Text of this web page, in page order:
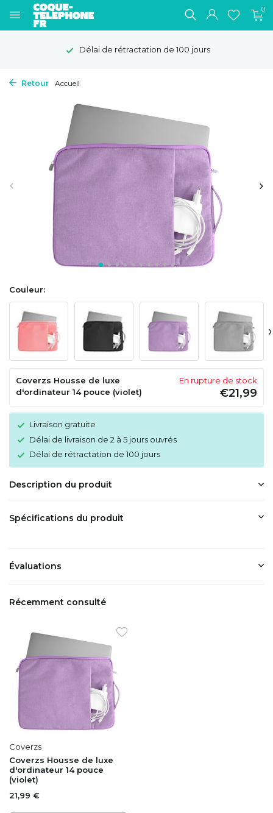
0
Délai de rétractation de 100 jours
Retour Accueil
Couleur:
›
Coverzs Housse de luxe
d'ordinateur 14 pouce (violet)
En rupture de stock
€21,99
Livraison gratuite
Délai de livraison de 2 à 5 jours ouvrés
Délai de rétractation de 100 jours
Description du produit
Spécifications du produit
Évaluations
Récemment consulté
Coverzs
Coverzs Housse de luxe
d'ordinateur 14 pouce
(violet)
21,99 €